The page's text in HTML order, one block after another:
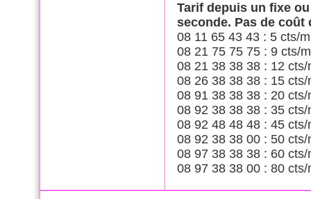
Tarif depuis un fixe
seconde. Pas de coût
08 11 65 43 43 : 5 cts/
08 21 75 75 75 : 9 cts/
08 21 38 38 38 : 12 cts/
08 26 38 38 38 : 15 cts/
08 91 38 38 38 : 20 cts/
08 92 38 38 38 : 35 cts/
08 92 48 48 48 : 45 cts/
08 92 38 38 00 : 50 cts/
08 97 38 38 38 : 60 cts/
08 97 38 38 00 : 80 cts/